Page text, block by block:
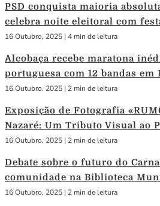
PSD conquista maioria
celebra noite eleitoral com
16 Outubro, 2025 | 4 min de leitura
Alcobaça recebe maratona
portuguesa com 12 bandas em
16 Outubro, 2025 | 2 min de leitura
Exposição de Fotografia
Nazaré: Um Tributo Visual ao
16 Outubro, 2025 | 2 min de leitura
Debate sobre o futuro do
comunidade na Biblioteca
16 Outubro, 2025 | 2 min de leitura